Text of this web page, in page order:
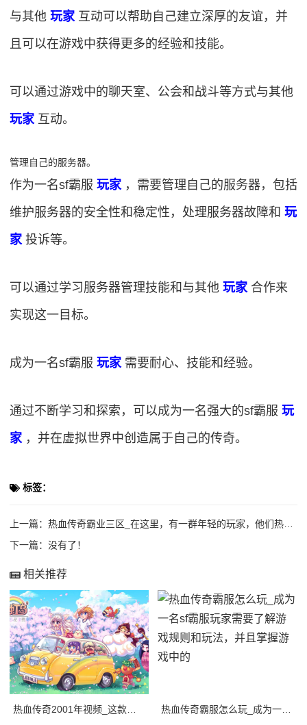
与其他 玩家 互动可以帮助自己建立深厚的友谊，并
且可以在游戏中获得更多的经验和技能。
可以通过游戏中的聊天室、公会和战斗等方式与其他
玩家 互动。
管理自己的服务器。
作为一名sf霸服 玩家 ，需要管理自己的服务器，包括
维护服务器的安全性和稳定性，处理服务器故障和 玩
家 投诉等。
可以通过学习服务器管理技能和与其他 玩家 合作来
实现这一目标。
成为一名sf霸服 玩家 需要耐心、技能和经验。
通过不断学习和探索，可以成为一名强大的sf霸服 玩
家 ，并在虚拟世界中创造属于自己的传奇。
标签：
上一篇： 热血传奇霸业三区_在这里，有一群年轻的玩家，他们热爱这款游戏，每天早早地起床，准
下一篇：没有了！
相关推荐